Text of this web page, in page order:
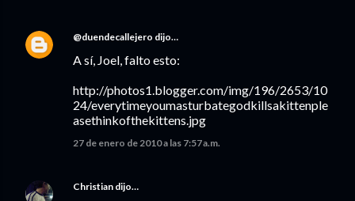
@duendecallejero dijo…
A sí, Joel, falto esto:
http://photos1.blogger.com/img/196/2653/10
24/everytimeyoumasturbategodkillsakittenple
asethinkofthekittens.jpg
27 de enero de 2010 a las 7:57 a.m.
Christian dijo…